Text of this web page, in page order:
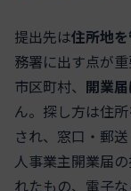
提出先は住所地
務署に出す点が
市区町村、 開業
ん。探し方は住
され、窓口・郵
人事業主開業届
れたもの、電子